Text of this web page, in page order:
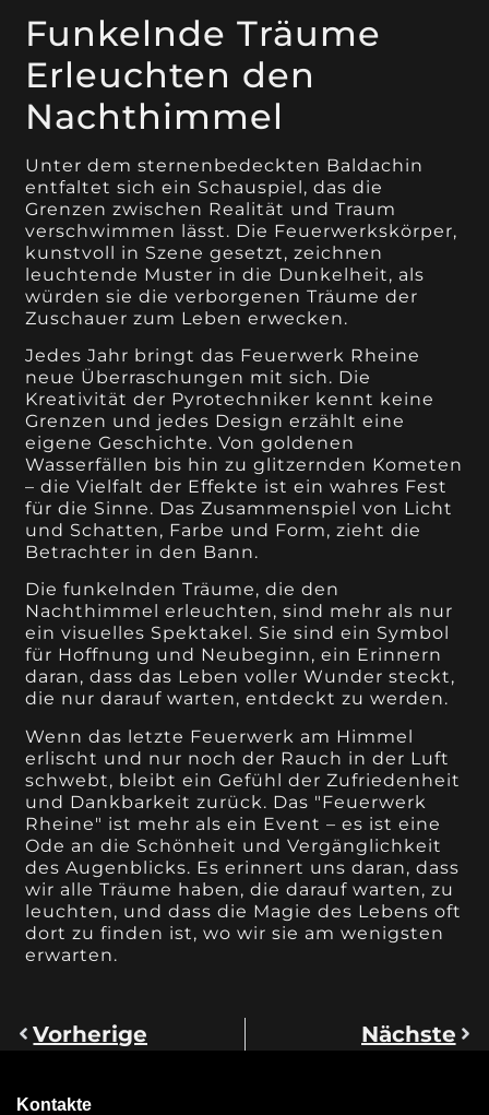
Funkelnde Träume
Erleuchten den
Nachthimmel
Unter dem sternenbedeckten Baldachin
entfaltet sich ein Schauspiel, das die
Grenzen zwischen Realität und Traum
verschwimmen lässt. Die Feuerwerkskörper,
kunstvoll in Szene gesetzt, zeichnen
leuchtende Muster in die Dunkelheit, als
würden sie die verborgenen Träume der
Zuschauer zum Leben erwecken.
Jedes Jahr bringt das Feuerwerk Rheine
neue Überraschungen mit sich. Die
Kreativität der Pyrotechniker kennt keine
Grenzen und jedes Design erzählt eine
eigene Geschichte. Von goldenen
Wasserfällen bis hin zu glitzernden Kometen
– die Vielfalt der Effekte ist ein wahres Fest
für die Sinne. Das Zusammenspiel von Licht
und Schatten, Farbe und Form, zieht die
Betrachter in den Bann.
Die funkelnden Träume, die den
Nachthimmel erleuchten, sind mehr als nur
ein visuelles Spektakel. Sie sind ein Symbol
für Hoffnung und Neubeginn, ein Erinnern
daran, dass das Leben voller Wunder steckt,
die nur darauf warten, entdeckt zu werden.
Wenn das letzte Feuerwerk am Himmel
erlischt und nur noch der Rauch in der Luft
schwebt, bleibt ein Gefühl der Zufriedenheit
und Dankbarkeit zurück. Das "Feuerwerk
Rheine" ist mehr als ein Event – es ist eine
Ode an die Schönheit und Vergänglichkeit
des Augenblicks. Es erinnert uns daran, dass
wir alle Träume haben, die darauf warten, zu
leuchten, und dass die Magie des Lebens oft
dort zu finden ist, wo wir sie am wenigsten
erwarten.
Vorherige Nächste
Kontakte